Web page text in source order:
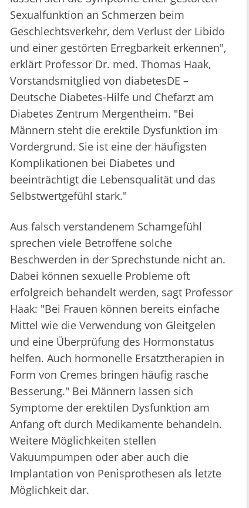
Sexualfunktion an Schmerzen beim
Geschlechtsverkehr, dem Verlust der Libido
und einer gestörten Erregbarkeit erkennen",
erklärt Professor Dr. med. Thomas Haak,
Vorstandsmitglied von diabetesDE –
Deutsche Diabetes-Hilfe und Chefarzt am
Diabetes Zentrum Mergentheim. "Bei
Männern steht die erektile Dysfunktion im
Vordergrund. Sie ist eine der häufigsten
Komplikationen bei Diabetes und
beeinträchtigt die Lebensqualität und das
Selbstwertgefühl stark."
Aus falsch verstandenem Schamgefühl
sprechen viele Betroffene solche
Beschwerden in der Sprechstunde nicht an.
Dabei können sexuelle Probleme oft
erfolgreich behandelt werden, sagt Professor
Haak: "Bei Frauen können bereits einfache
Mittel wie die Verwendung von Gleitgelen
und eine Überprüfung des Hormonstatus
helfen. Auch hormonelle Ersatztherapien in
Form von Cremes bringen häufig rasche
Besserung." Bei Männern lassen sich
Symptome der erektilen Dysfunktion am
Anfang oft durch Medikamente behandeln.
Weitere Möglichkeiten stellen
Vakuumpumpen oder aber auch die
Implantation von Penisprothesen als letzte
Möglichkeit dar.